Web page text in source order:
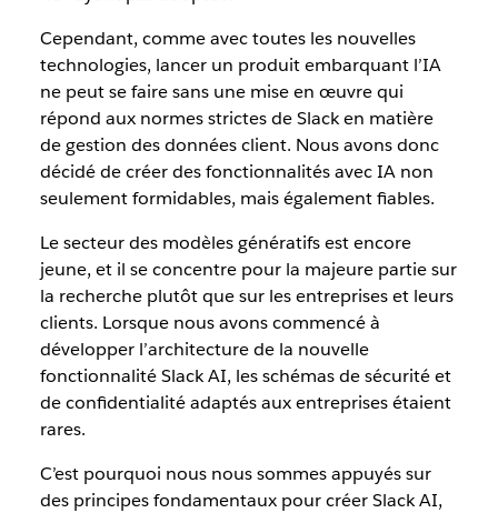
Cependant, comme avec toutes les nouvelles
technologies, lancer un produit embarquant l’IA
ne peut se faire sans une mise en œuvre qui
répond aux normes strictes de Slack en matière
de gestion des données client. Nous avons donc
décidé de créer des fonctionnalités avec IA non
seulement formidables, mais également fiables.
Le secteur des modèles génératifs est encore
jeune, et il se concentre pour la majeure partie sur
la recherche plutôt que sur les entreprises et leurs
clients. Lorsque nous avons commencé à
développer l’architecture de la nouvelle
fonctionnalité Slack AI, les schémas de sécurité et
de confidentialité adaptés aux entreprises étaient
rares.
C’est pourquoi nous nous sommes appuyés sur
des principes fondamentaux pour créer Slack AI,